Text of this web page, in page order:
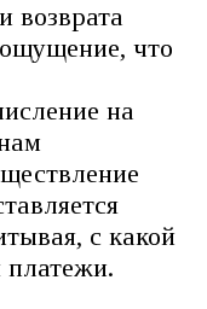
возврата
что
на
с какой
платежи.